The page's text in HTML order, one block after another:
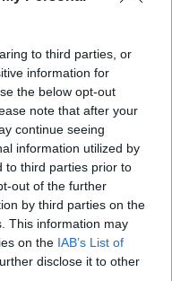
to third parties, or
information for
the below opt-out
note that after your
continue seeing
information utilized by
to third parties prior to
out of the further
by third parties on the
This information may
on the IAB’s List of
disclose it to other
Tortosa no va mantenir
d’inici de partit
per acabar la Lliga
bones sensacions